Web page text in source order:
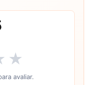
★
avaliar.